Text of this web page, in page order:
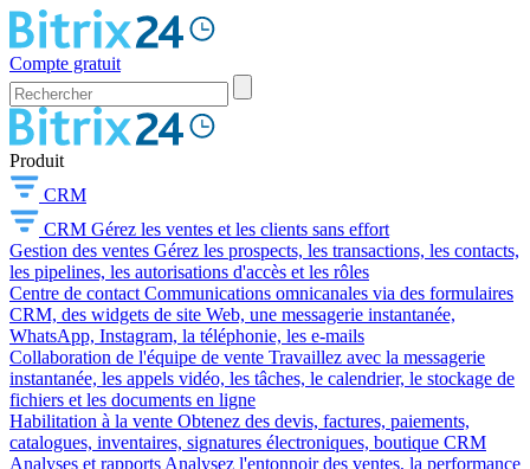
Compte gratuit
Produit
CRM
CRM Gérez les ventes et les clients sans effort
Gestion des ventes Gérez les prospects, les transactions, les contacts,
les pipelines, les autorisations d'accès et les rôles
Centre de contact Communications omnicanales via des formulaires
CRM, des widgets de site Web, une messagerie instantanée,
WhatsApp, Instagram, la téléphonie, les e-mails
Collaboration de l'équipe de vente Travaillez avec la messagerie
instantanée, les appels vidéo, les tâches, le calendrier, le stockage de
fichiers et les documents en ligne
Habilitation à la vente Obtenez des devis, factures, paiements,
catalogues, inventaires, signatures électroniques, boutique CRM
Analyses et rapports Analysez l'entonnoir des ventes, la performance